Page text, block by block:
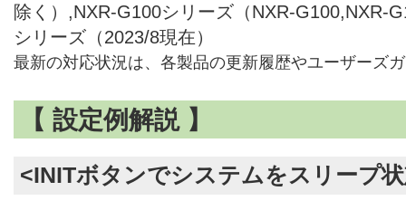
除く）,NXR-G100シリーズ（NXR-G100,NXR-
シリーズ（2023/8現在）
最新の対応状況は、各製品の更新履歴やユーザーズ
【 設定例解説 】
<INITボタンでシステムをスリープ